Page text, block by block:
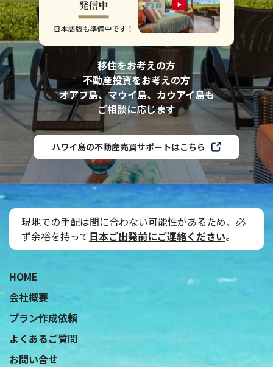
移住をお考えの方
不動産投資をお考えの方
オアフ島、マウイ島、カウアイ島も
ご相談に応じます
ハワイ島の不動産売買サポートはこちら
現地での手配は間に合わない可能性があるため、必
ず余裕を持って日本ご出発前にご連絡ください。
HOME
会社概要
プラン作成依頼
よくあるご質問
お問い合せ